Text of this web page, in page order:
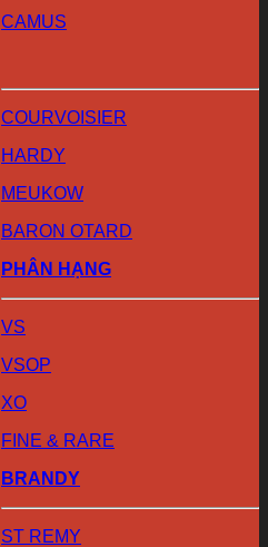
CAMUS
COURVOISIER
HARDY
MEUKOW
BARON OTARD
PHÂN HẠNG
VS
VSOP
XO
FINE & RARE
BRANDY
ST REMY